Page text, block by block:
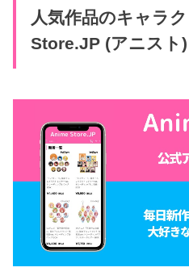
人気作品のキャラ
Store.JP (アニスト)